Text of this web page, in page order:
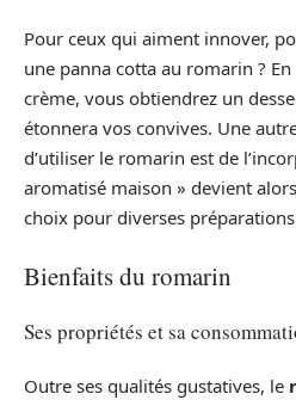
Pour ceux qui aiment innover,
une panna cotta au romarin ?
crème, vous obtiendrez un
étonnera vos convives. Une
d’utiliser le romarin est de
aromatisé maison » devient
choix pour diverses
Bienfaits du romarin
Ses propriétés et sa
Outre ses qualités gustatives, le